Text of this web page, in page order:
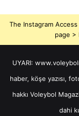
The Instagram
page
UYARI:
haber, köşe yazısı,
hakkı Voleybol
dahi